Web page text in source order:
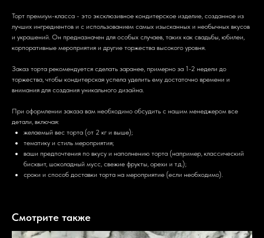
Торт премиум-класса - это эксклюзивное кондитерское изделие, созданное из
лучших ингредиентов и с использованием самых изысканных и необычных вкусов
и украшений. Он предназначен для особых случаев, таких как свадьбы, юбилеи,
корпоративные мероприятия и другие торжества высокого уровня.
Заказ торта рекомендуется сделать заранее, примерно за 1-2 недели до
торжества, чтобы кондитерская успела уделить ему достаточно времени и
внимания для создания уникального дизайна.
При оформлении заказа вам необходимо обсудить с нашим менеджером все
детали, включая:
желаемый вес торта (от 2 кг и выше);
тематику и стиль мероприятия;
ваши предпочтения по вкусу и наполнению торта (например, классический
бисквит, шоколадный мусс, свежие фрукты, орехи и т.д.);
сроки и способ доставки торта на мероприятие (если необходимо).
Смотрите также